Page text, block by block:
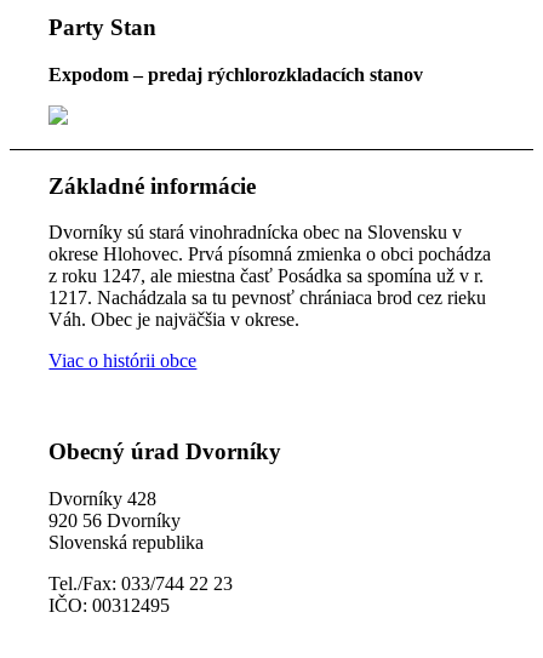
Party Stan
Expodom – predaj rýchlorozkladacích stanov
Základné informácie
Dvorníky sú stará vinohradnícka obec na Slovensku v
okrese Hlohovec. Prvá písomná zmienka o obci pochádza
z roku 1247, ale miestna časť Posádka sa spomína už v r.
1217. Nachádzala sa tu pevnosť chrániaca brod cez rieku
Váh. Obec je najväčšia v okrese.
Viac o histórii obce
Obecný úrad Dvorníky
Dvorníky 428
920 56 Dvorníky
Slovenská republika
Tel./Fax: 033/744 22 23
IČO: 00312495